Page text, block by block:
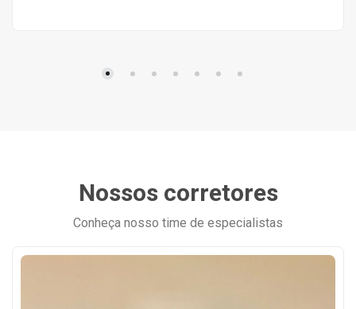
Nossos corretores
Conheça nosso time de especialistas